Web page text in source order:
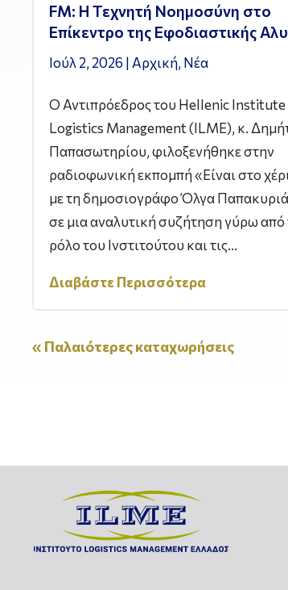
FM: Η Τεχνητή Νοημοσύνη στο
Επίκεντρο της Εφοδιαστικής
Ιούλ 2, 2026 | Αρχική, Νέα
Ο Αντιπρόεδρος του Hellenic
Logistics Management (ILME), κ.
Παπασωτηρίου, φιλοξενήθηκε στην
ραδιοφωνική εκπομπή «Είναι στο
με τη δημοσιογράφο Όλγα
σε μια αναλυτική συζήτηση γύρω από
ρόλο του Ινστιτούτου και τις...
Διαβάστε Περισσότερα
« Παλαιότερες καταχωρήσεις